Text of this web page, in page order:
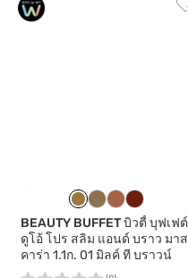
BEAUTY BUFFETบิวตี้ บุฟเฟต์
ดูโอ้ โปร สลิม แอนด์ บราว มาส
คาร่า 1.1ก. 01 มิลค์ ที บราวน์